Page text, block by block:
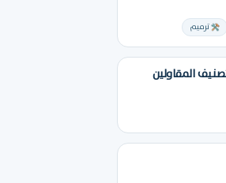
ترميم
المقاولين